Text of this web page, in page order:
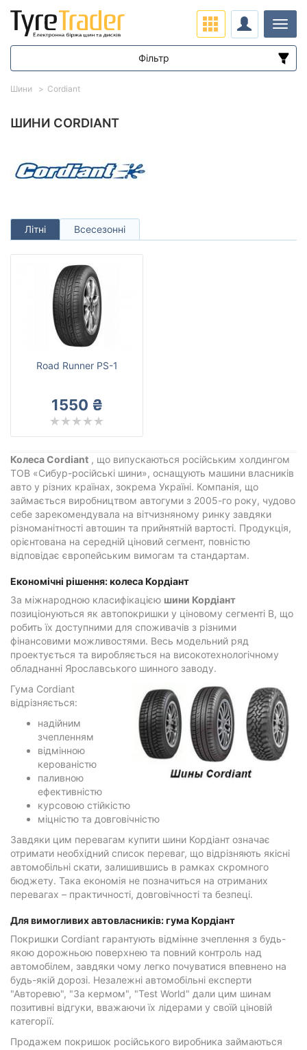
ШИНИ CORDIANT
Літні Всесезонні
Road Runner PS-1
1550 ₴
Колеса Cordiant , що випускаються російським холдингом
ТОВ «Сибур-російські шини», оснащують машини власників
авто у різних країнах, зокрема Україні. Компанія, що
займається виробництвом автогуми з 2005-го року, чудово
себе зарекомендувала на вітчизняному ринку завдяки
різноманітності автошин та прийнятній вартості. Продукція,
орієнтована на середній ціновий сегмент, повністю
відповідає європейським вимогам та стандартам.
Економічні рішення: колеса Кордіант
За міжнародною класифікацією шини Кордіант
позиціонуються як автопокришки у ціновому сегменті B, що
робить їх доступними для споживачів з різними
фінансовими можливостями. Весь модельний ряд
проектується та виробляється на високотехнологічному
обладнанні Ярославського шинного заводу.
Гума Cordiant
відрізняється:
надійним
зчепленням
відмінною
керованістю
паливною
ефективністю
курсовою стійкістю
міцністю та довговічністю
Завдяки цим перевагам купити шини Кордіант означає
отримати необхідний список переваг, що відрізняють якісні
автомобільні скати, залишившись в рамках скромного
бюджету. Така економія не позначиться на отриманих
перевагах – практичності, довговічності та безпеці.
Для вимогливих автовласників: гума Кордіант
Покришки Cordiant гарантують відмінне зчеплення з будь-
якою дорожньою поверхнею та повний контроль над
автомобілем, завдяки чому легко почуватися впевнено на
будь-якій дорозі. Незалежні автомобільні експерти
"Авторевю", "За кермом", "Test World" дали цим шинам
позитивні відгуки, вважаючи їх лідерами у своїй ціновій
категорії.
Продажем покришок російського виробника займаються
Шини Cordiant
Фільтр
Діапазон цін
Сезон
Cordiant
Всі бренди